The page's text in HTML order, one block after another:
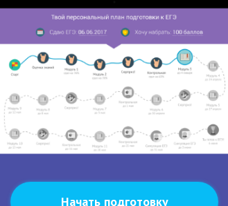
Начать подготовку